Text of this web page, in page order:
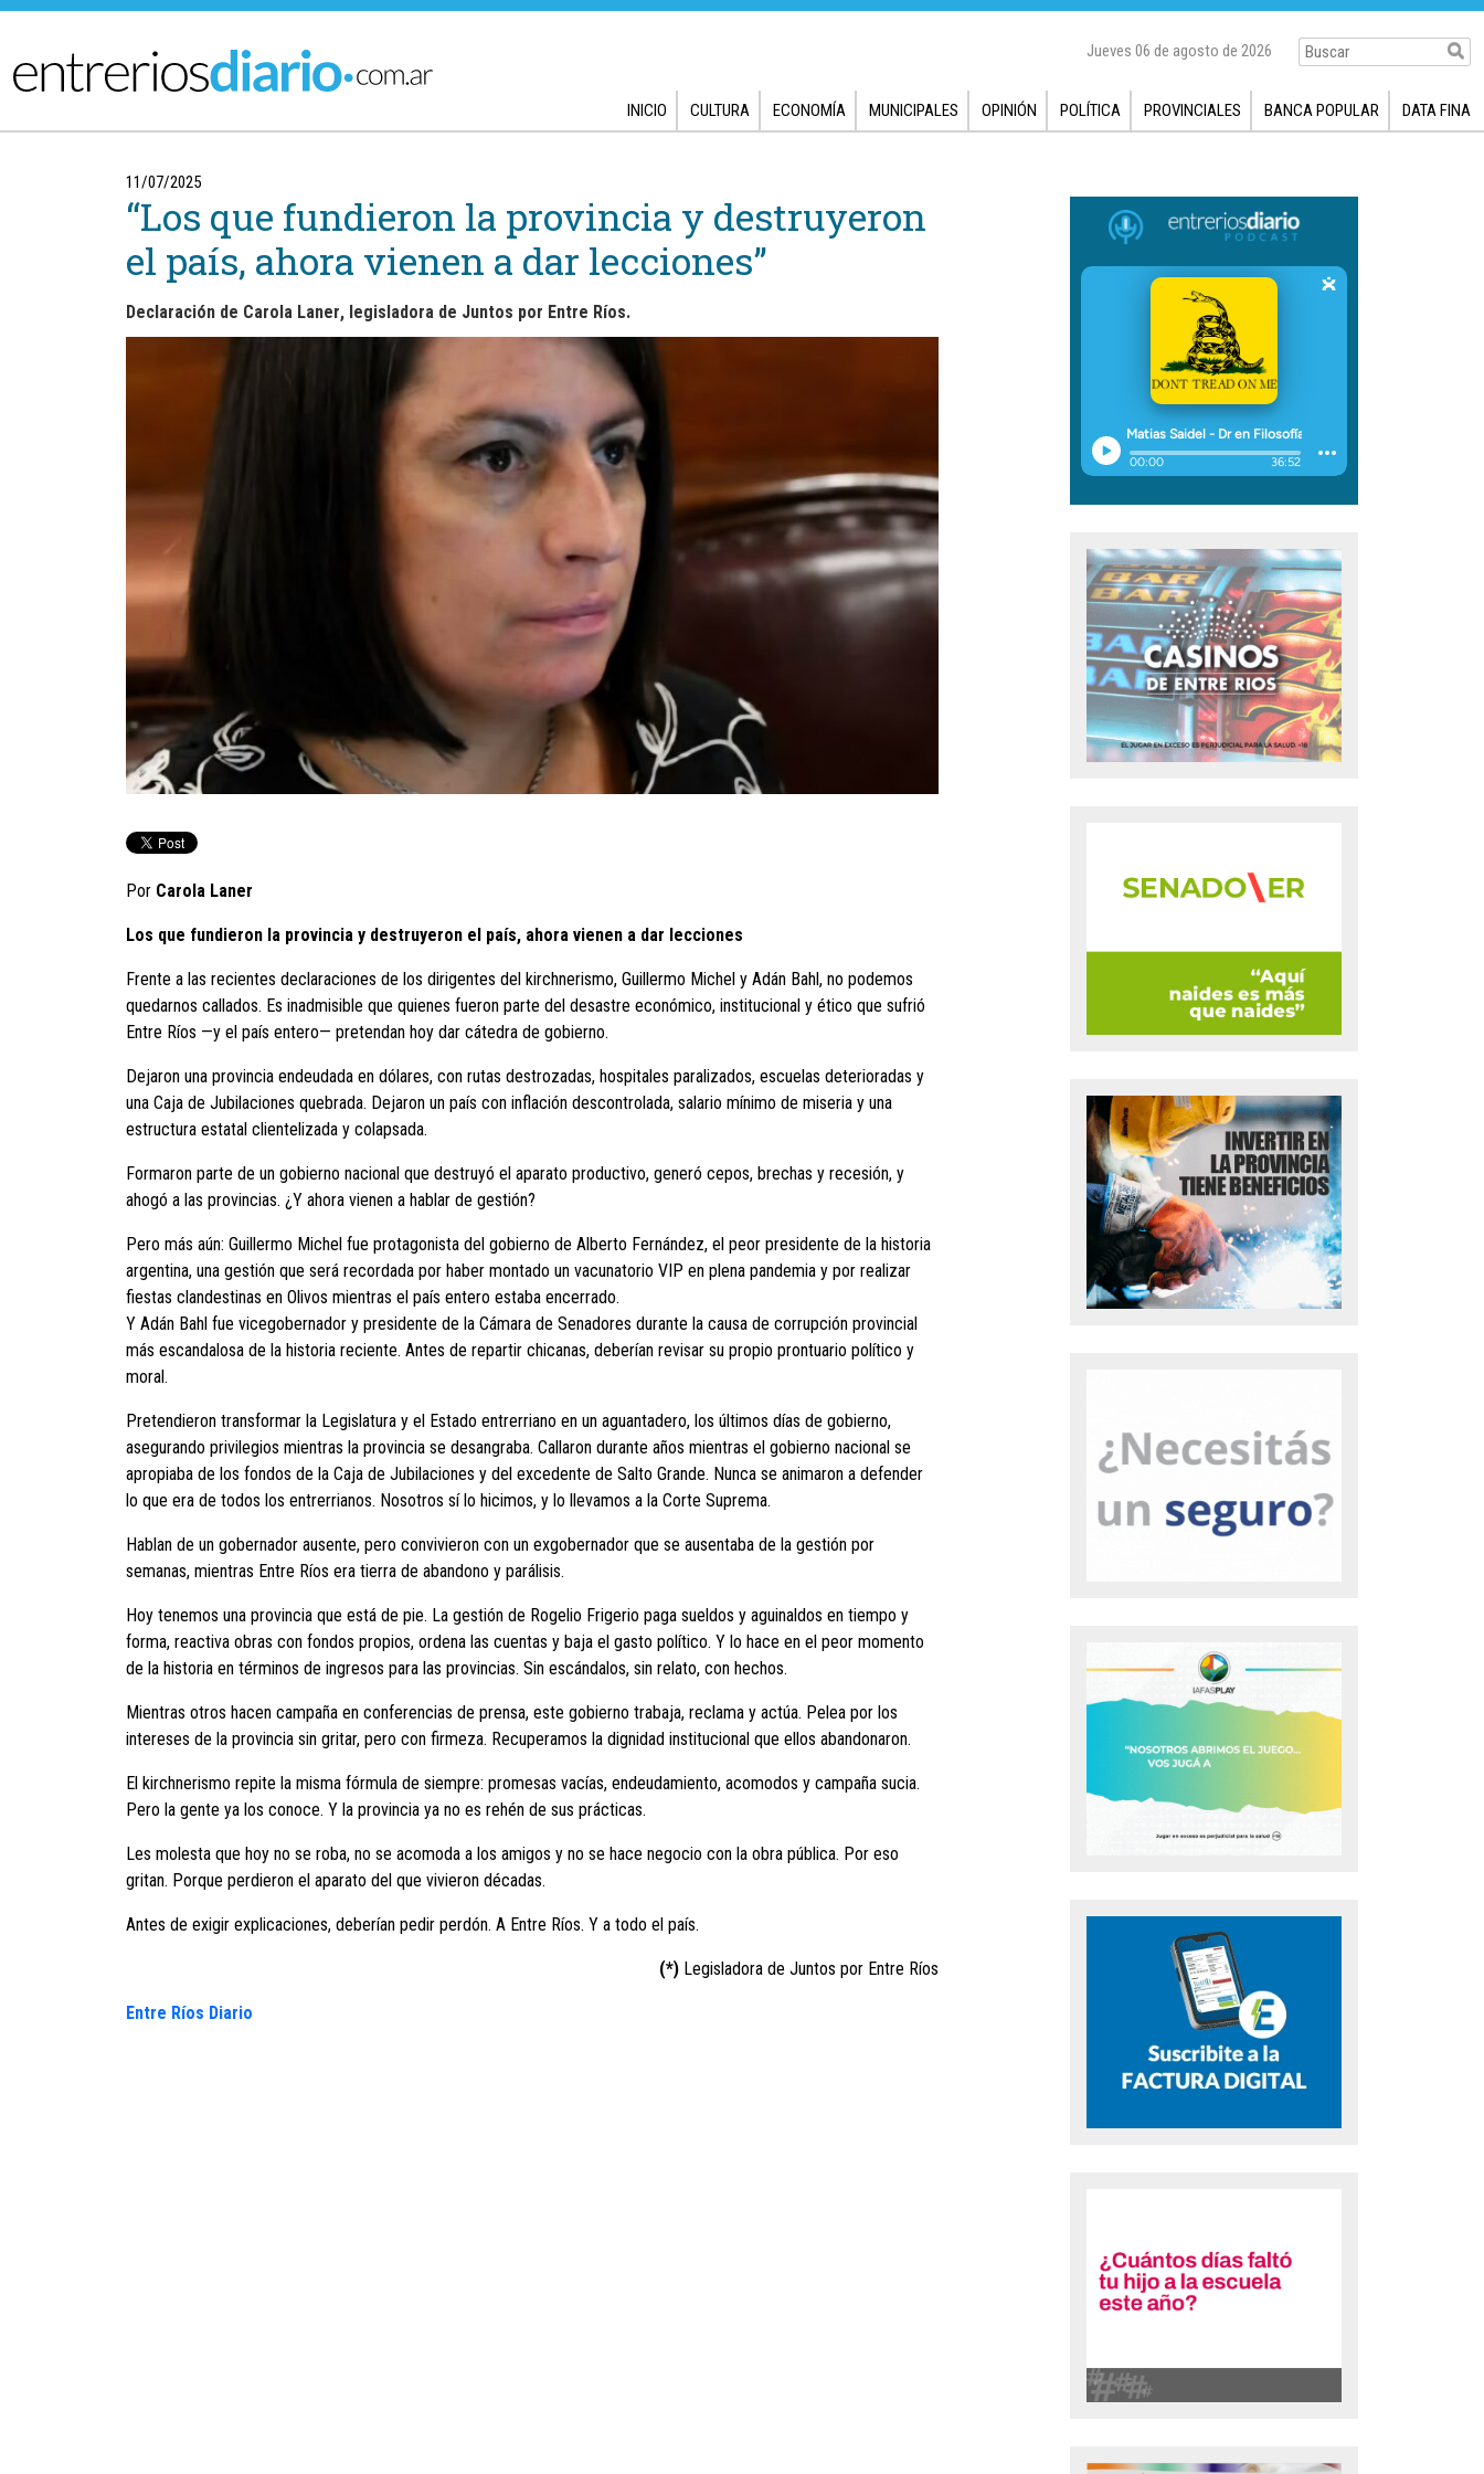
Ir al menú principal
Jueves 06 de agosto de 2026
INICIO CULTURA ECONOMÍA MUNICIPALES OPINIÓN POLÍTICA PROVINCIALES BANCA POPULAR DATA FINA
11/07/2025
“Los que fundieron la provincia y destruyeron
el país, ahora vienen a dar lecciones”
Declaración de Carola Laner, legisladora de Juntos por Entre Ríos.
Por Carola Laner
Los que fundieron la provincia y destruyeron el país, ahora vienen a dar lecciones
Frente a las recientes declaraciones de los dirigentes del kirchnerismo, Guillermo Michel y Adán Bahl, no podemos
quedarnos callados. Es inadmisible que quienes fueron parte del desastre económico, institucional y ético que sufrió
Entre Ríos —y el país entero— pretendan hoy dar cátedra de gobierno.
Dejaron una provincia endeudada en dólares, con rutas destrozadas, hospitales paralizados, escuelas deterioradas y
una Caja de Jubilaciones quebrada. Dejaron un país con inflación descontrolada, salario mínimo de miseria y una
estructura estatal clientelizada y colapsada.
Formaron parte de un gobierno nacional que destruyó el aparato productivo, generó cepos, brechas y recesión, y
ahogó a las provincias. ¿Y ahora vienen a hablar de gestión?
Pero más aún: Guillermo Michel fue protagonista del gobierno de Alberto Fernández, el peor presidente de la historia
argentina, una gestión que será recordada por haber montado un vacunatorio VIP en plena pandemia y por realizar
fiestas clandestinas en Olivos mientras el país entero estaba encerrado.
Y Adán Bahl fue vicegobernador y presidente de la Cámara de Senadores durante la causa de corrupción provincial
más escandalosa de la historia reciente. Antes de repartir chicanas, deberían revisar su propio prontuario político y
moral.
Pretendieron transformar la Legislatura y el Estado entrerriano en un aguantadero, los últimos días de gobierno,
asegurando privilegios mientras la provincia se desangraba. Callaron durante años mientras el gobierno nacional se
apropiaba de los fondos de la Caja de Jubilaciones y del excedente de Salto Grande. Nunca se animaron a defender
lo que era de todos los entrerrianos. Nosotros sí lo hicimos, y lo llevamos a la Corte Suprema.
Hablan de un gobernador ausente, pero convivieron con un exgobernador que se ausentaba de la gestión por
semanas, mientras Entre Ríos era tierra de abandono y parálisis.
Hoy tenemos una provincia que está de pie. La gestión de Rogelio Frigerio paga sueldos y aguinaldos en tiempo y
forma, reactiva obras con fondos propios, ordena las cuentas y baja el gasto político. Y lo hace en el peor momento
de la historia en términos de ingresos para las provincias. Sin escándalos, sin relato, con hechos.
Mientras otros hacen campaña en conferencias de prensa, este gobierno trabaja, reclama y actúa. Pelea por los
intereses de la provincia sin gritar, pero con firmeza. Recuperamos la dignidad institucional que ellos abandonaron.
El kirchnerismo repite la misma fórmula de siempre: promesas vacías, endeudamiento, acomodos y campaña sucia.
Pero la gente ya los conoce. Y la provincia ya no es rehén de sus prácticas.
Les molesta que hoy no se roba, no se acomoda a los amigos y no se hace negocio con la obra pública. Por eso
gritan. Porque perdieron el aparato del que vivieron décadas.
Antes de exigir explicaciones, deberían pedir perdón. A Entre Ríos. Y a todo el país.
(*) Legisladora de Juntos por Entre Ríos
Entre Ríos Diario